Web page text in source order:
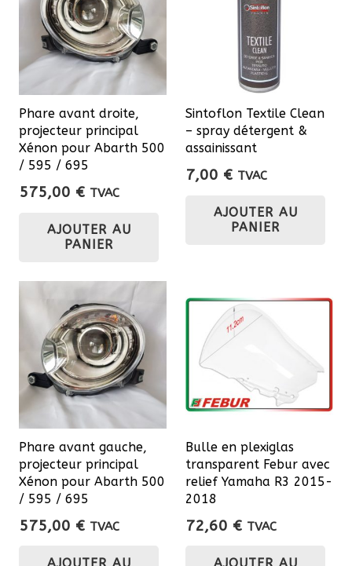
Phare avant droite,
projecteur principal
Xénon pour Abarth 500
/ 595 / 695
575,00 € TVAC
AJOUTER AU
PANIER
Sintoflon Textile Clean
– spray détergent &
assainissant
7,00 € TVAC
AJOUTER AU
PANIER
Phare avant gauche,
projecteur principal
Xénon pour Abarth 500
/ 595 / 695
575,00 € TVAC
Bulle en plexiglas
transparent Febur avec
relief Yamaha R3 2015-
2018
72,60 € TVAC